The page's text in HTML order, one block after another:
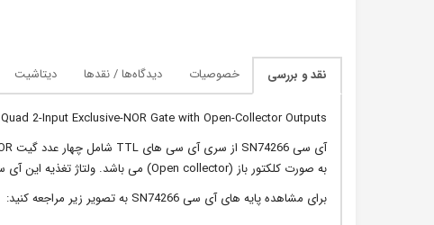
نقد و بررسی خصوصیات دیدگاه‌ها / نقدها دیتاشیت
Quad 2-Input Exclusive-NOR Gate with Open-Collector Outputs
به صورت کلکتور باز (Open collector) می باشد. ولتاژ تغذیه این آی سی از 4.75 تا 5.25 ولت است.
برای مشاهده پایه های آی سی SN74266 به تصویر زیر مراجعه کنید: